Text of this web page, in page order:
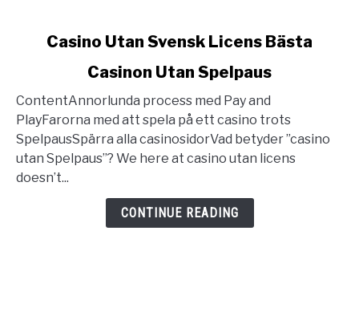
Utan
Svensk
Licens
Bästa
Casinon
Casino Utan Svensk Licens Bästa
Casinon Utan Spelpaus
ContentAnnorlunda process med Pay and
PlayFarorna med att spela på ett casino trots
SpelpausSpärra alla casinosidorVad betyder ”casino
utan Spelpaus”? We here at casino utan licens
doesn’t...
CONTINUE READING